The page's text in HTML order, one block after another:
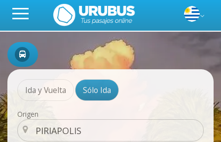
Ida y Vuelta Sólo Ida
Origen